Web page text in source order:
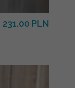
231.00 PLN